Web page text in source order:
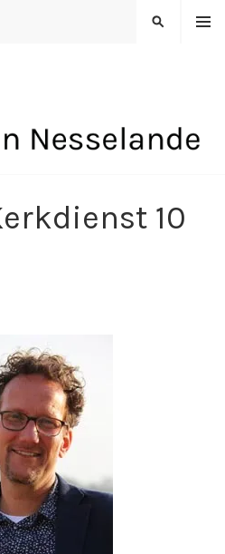
MENU
ZOEKEN
10